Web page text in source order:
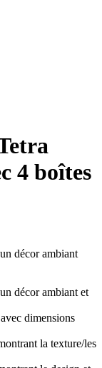
4 boîtes